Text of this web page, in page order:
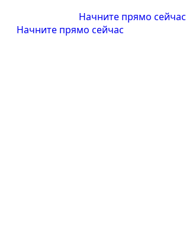
Начните прямо сейчас
Начните прямо сейчас